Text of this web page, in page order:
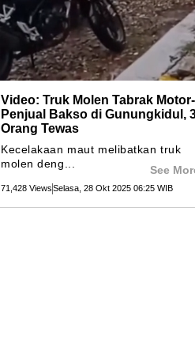
Video: Truk Molen Tabrak Motor-
Penjual Bakso di Gunungkidul,
Orang Tewas
Kecelakaan maut melibatkan truk
molen deng...
See
71,428 ViewsSelasa, 28 Okt 2025 06:25 WIB